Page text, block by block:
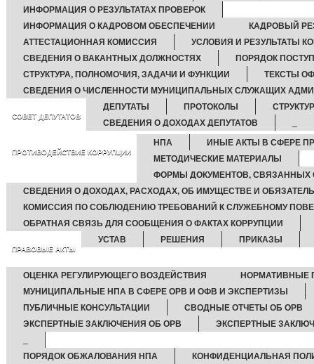
ИНФОРМАЦИЯ О РЕЗУЛЬТАТАХ ПРОВЕРОК
ИНФОРМАЦИЯ О КАДРОВОМ ОБЕСПЕЧЕНИИ
КАДРОВЫЙ
АТТЕСТАЦИОННАЯ КОМИССИЯ
УСЛОВИЯ И РЕЗУЛЬТАТЫ
СВЕДЕНИЯ О ВАКАНТНЫХ ДОЛЖНОСТЯХ
ПОРЯДОК
СТРУКТУРА, ПОЛНОМОЧИЯ, ЗАДАЧИ И ФУНКЦИИ
ТЕКСТЫ
СВЕДЕНИЯ О ЧИСЛЕННОСТИ МУНИЦИПАЛЬНЫХ СЛУЖАЩИХ
СОВЕТ ДЕПУТАТОВ
ДЕПУТАТЫ ПРОТОКОЛЫ
СВЕДЕНИЯ О ДОХОДАХ ДЕПУТАТОВ
ПРОТИВОДЕЙСТВИЕ КОРРУПЦИИ
НПА
ИНЫЕ АКТЫ В СФЕРЕ
МЕТОДИЧЕСКИЕ МАТЕРИАЛЫ
ФОРМЫ ДОКУМЕНТОВ, СВЯЗАННЫХ
СВЕДЕНИЯ О ДОХОДАХ, РАСХОДАХ, ОБ ИМУЩЕСТВЕ И
КОМИССИЯ ПО СОБЛЮДЕНИЮ ТРЕБОВАНИЙ К СЛУЖЕБНОМУ
ОБРАТНАЯ СВЯЗЬ ДЛЯ СООБЩЕНИЯ О ФАКТАХ КОРРУПЦИИ
ПРАВОВЫЕ АКТЫ
УСТАВ РЕШЕНИЯ ПРИКАЗЫ
ОЦЕНКА РЕГУЛИРУЮЩЕГО ВОЗДЕЙСТВИЯ
НОРМАТИВНЫЕ
МУНИЦИПАЛЬНЫЕ НПА В СФЕРЕ ОРВ И ОФВ И ЭКСПЕРТИЗЫ
ПУБЛИЧНЫЕ КОНСУЛЬТАЦИИ
СВОДНЫЕ ОТЧЕТЫ ОБ ОРВ
ЭКСПЕРТНЫЕ ЗАКЛЮЧЕНИЯ ОБ ОРВ
ЭКСПЕРТНЫЕ
ПОРЯДОК ОБЖАЛОВАНИЯ НПА
КОНФИДЕНЦИАЛЬНАЯ